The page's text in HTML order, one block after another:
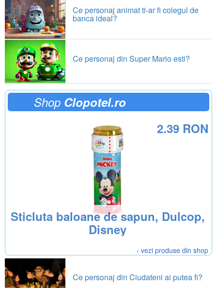
Ce personaj animat ti-ar fi colegul de
banca ideal?
Ce personaj din Super Mario esti?
Shop Clopotel.ro
Sticluta baloane de sapun, Dulcop,
Disney
2.39 RON
› vezi produse din shop
Ce personaj din Ciudateni ai putea fi?